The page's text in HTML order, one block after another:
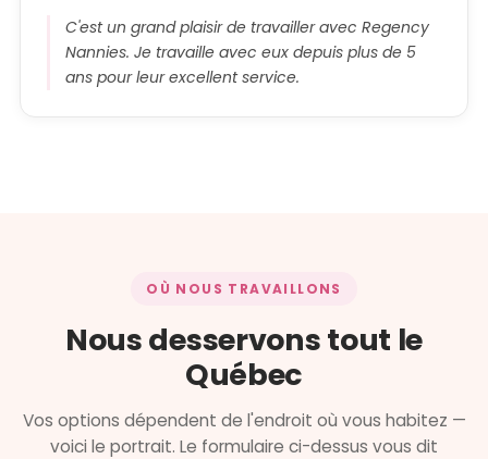
C'est un grand plaisir de travailler avec Regency
Nannies. Je travaille avec eux depuis plus de 5
ans pour leur excellent service.
OÙ NOUS TRAVAILLONS
Nous desservons tout le
Québec
Vos options dépendent de l'endroit où vous habitez —
voici le portrait. Le formulaire ci-dessus vous dit